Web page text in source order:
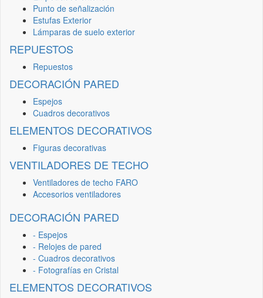
Punto de señalización
Estufas Exterior
Lámparas de suelo exterior
REPUESTOS
Repuestos
DECORACIÓN PARED
Espejos
Cuadros decorativos
ELEMENTOS DECORATIVOS
Figuras decorativas
VENTILADORES DE TECHO
Ventiladores de techo FARO
Accesorios ventiladores
DECORACIÓN PARED
- Espejos
- Relojes de pared
- Cuadros decorativos
- Fotografías en Cristal
ELEMENTOS DECORATIVOS